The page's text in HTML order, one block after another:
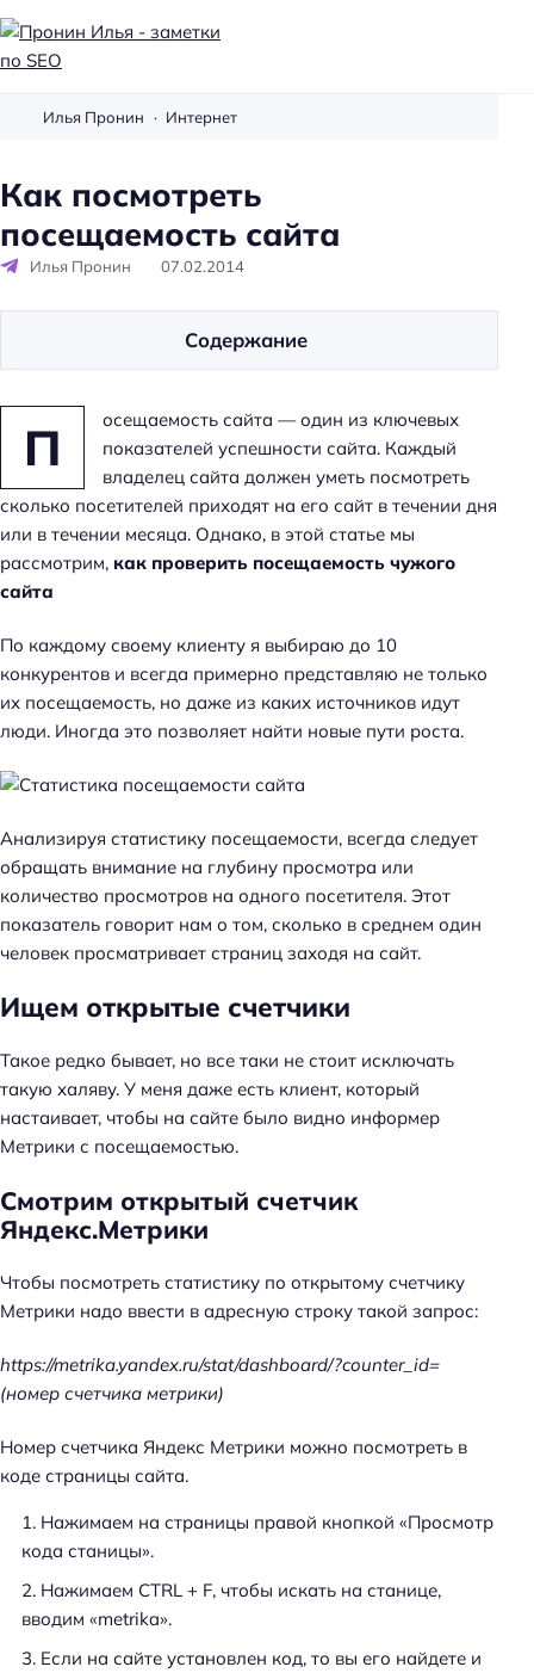
и
н
И
ь
-
з
е
т
к
и
п
Илья Пронин Интернет
Как посмотреть
посещаемость сайта
Илья Пронин 07.02.2014
П
осещаемость сайта — один из ключевых
показателей успешности сайта. Каждый
владелец сайта должен уметь посмотреть
сколько посетителей приходят на его сайт в течении дня
или в течении месяца. Однако, в этой статье мы
рассмотрим, как проверить посещаемость чужого
сайта
По каждому своему клиенту я выбираю до 10
конкурентов и всегда примерно представляю не только
их посещаемость, но даже из каких источников идут
люди. Иногда это позволяет найти новые пути роста.
Анализируя статистику посещаемости, всегда следует
обращать внимание на глубину просмотра или
количество просмотров на одного посетителя. Этот
показатель говорит нам о том, сколько в среднем один
человек просматривает страниц заходя на сайт.
Ищем открытые счетчики
Такое редко бывает, но все таки не стоит исключать
такую халяву. У меня даже есть клиент, который
настаивает, чтобы на сайте было видно информер
Метрики с посещаемостью.
Смотрим открытый счетчик
Яндекс.Метрики
Чтобы посмотреть статистику по открытому счетчику
Метрики надо ввести в адресную строку такой запрос:
https://metrika.yandex.ru/stat/dashboard/?counter_id=
(номер счетчика метрики)
Номер счетчика Яндекс Метрики можно посмотреть в
коде страницы сайта.
Нажимаем на страницы правой кнопкой «Просмотр
кода станицы».
Нажимаем CTRL + F, чтобы искать на станице,
вводим «metrika».
Если на сайте установлен код, то вы его найдете и
Содержание